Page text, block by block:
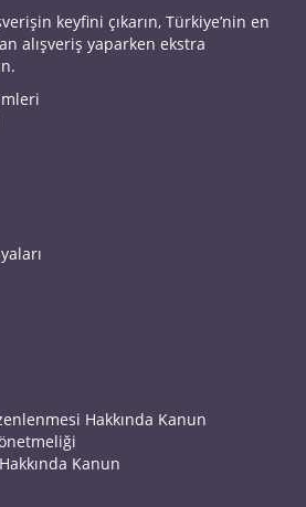
keyfini çıkarın, Türkiye’nin en
alışveriş yaparken ekstra
Hakkında Kanun
Kanun